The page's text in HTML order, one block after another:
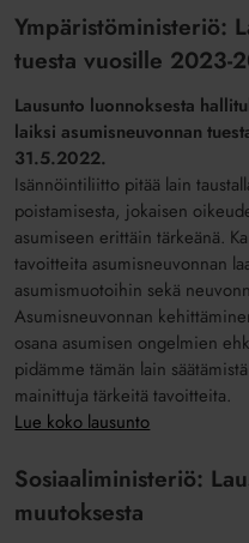
Ympäristöministeriö:
tuesta vuosille 2023-
Lausunto luonnoksesta
laiksi asumisneuvonnan
31.5.2022.
Isännöintiliitto pitää lain
poistamisesta, jokaisen
asumiseen erittäin tärkeänä.
tavoitteita asumisneuvonnan
asumismuotoihin sekä
Asumisneuvonnan
osana asumisen ongelmien
pidämme tämän lain
mainittuja tärkeitä tavoitteita.
Lue koko lausunto
Sosiaaliministeriö:
muutoksesta